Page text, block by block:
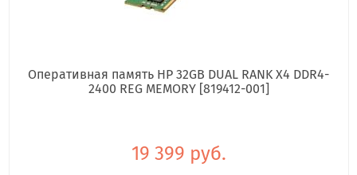
Оперативная память HP 32GB DUAL RANK X4 DDR4-
2400 REG MEMORY [819412-001]
19 399 руб.